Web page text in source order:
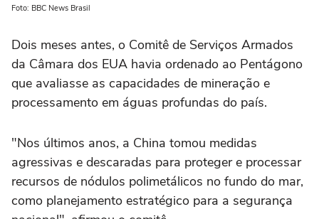
Foto: BBC News Brasil
Dois meses antes, o Comitê de Serviços Armados
da Câmara dos EUA havia ordenado ao Pentágono
que avaliasse as capacidades de mineração e
processamento em águas profundas do país.
"Nos últimos anos, a China tomou medidas
agressivas e descaradas para proteger e processar
recursos de nódulos polimetálicos no fundo do mar,
como planejamento estratégico para a segurança